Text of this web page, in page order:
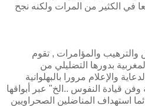
في الكثير من المرات ولكنه نجح
والترهيب والمؤامرات , تقوم
بدورها التضليلي من
والإعلام مرورا بالبهلوانية
وفن قيادة النفوس ..الخ" عبر أبواقها
استهداف المناضلين الصحراويين